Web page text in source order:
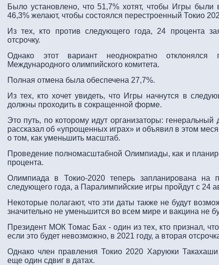
Было установлено, что 51,7% хотят, чтобы Игры
46,3% желают, чтобы состоялся перестроенный Токио
Из тех, кто против следующего года, 24 процента
отсрочку.
Однако этот вариант неоднократно отклонялся
Международного олимпийского комитета.
Полная отмена была обеспечена 27,7%.
Из тех, кто хочет увидеть, что Игры начнутся в
должны проходить в сокращенной форме.
Это путь, по которому идут организаторы:
рассказал об «упрощенных играх» и объявил в этом
о том, как уменьшить масштаб.
Проведение полномасштабной Олимпиады, как и
процента.
Олимпиада в Токио-2020 теперь запланирована
следующего года, а Паралимпийские игры пройдут с 24
Некоторые полагают, что эти даты также не будут
значительно не уменьшится во всем мире и вакцина не
Президент МОК Томас Бах - один из тех, кто признал,
если это будет невозможно, в 2021 году, а вторая
Однако член правления Токио 2020 Харуюки Такахаши
еще один сдвиг в датах.